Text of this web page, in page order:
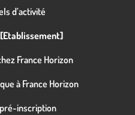
d’activité
France Horizon
à France Horizon
inscription